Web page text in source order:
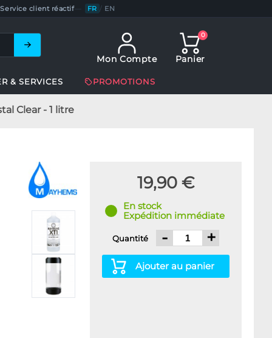
Service client réactif— FR / EN
Mon Compte
0
Panier
& SERVICES PROMOTIONS
Clear - 1 litre
19,90 €
En stock
Expédition immédiate
Quantité - +
Ajouter au panier